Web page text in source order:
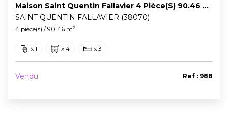
Maison Saint Quentin Fallavier 4 Pièce(s) 90.46 M2
SAINT QUENTIN FALLAVIER (38070)
4 pièce(s) / 90.46 m²
x 1 x 4 x 3
Vendu Ref : 988